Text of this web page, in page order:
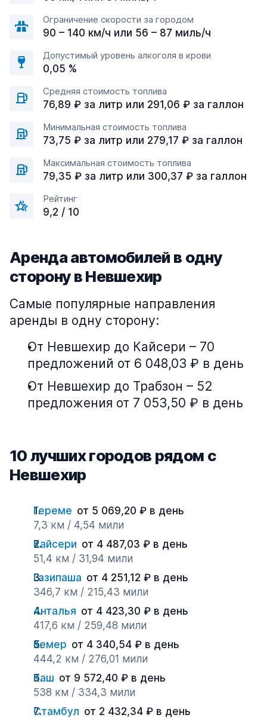
Ограничение скорости за городом
90 – 140 км/ч или 56 – 87 миль/ч
Допустимый уровень алкоголя в крови
0,05 %
Средняя стоимость топлива
76,89 ₽ за литр или 291,06 ₽ за галлон
Минимальная стоимость топлива
73,75 ₽ за литр или 279,17 ₽ за галлон
Максимальная стоимость топлива
79,35 ₽ за литр или 300,37 ₽ за галлон
Рейтинг
9,2 / 10
Аренда автомобилей в одну
сторону в Невшехир
Самые популярные направления
аренды в одну сторону:
От Невшехир до Кайсери – 70
предложений от 6 048,03 ₽ в день
От Невшехир до Трабзон – 52
предложения от 7 053,50 ₽ в день
10 лучших городов рядом с
Невшехир
Гереме от 5 069,20 ₽ в день
7,3 км / 4,54 мили
Кайсери от 4 487,03 ₽ в день
51,4 км / 31,94 мили
Газипаша от 4 251,12 ₽ в день
346,7 км / 215,43 мили
Анталья от 4 423,30 ₽ в день
417,6 км / 259,48 мили
Кемер от 4 340,54 ₽ в день
444,2 км / 276,01 мили
Каш от 9 572,40 ₽ в день
538 км / 334,3 мили
Стамбул от 2 432,34 ₽ в день